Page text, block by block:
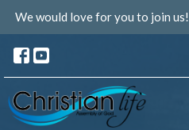
We would love for you to join us!